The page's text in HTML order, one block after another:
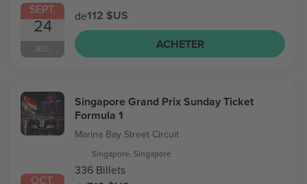
SEPT.
24
JEU.
de112 $US
ACHETER
OCT.
Singapore Grand Prix Sunday Ticket
Formula 1
Marina Bay Street Circuit
Singapore, Singapore
336 Billets